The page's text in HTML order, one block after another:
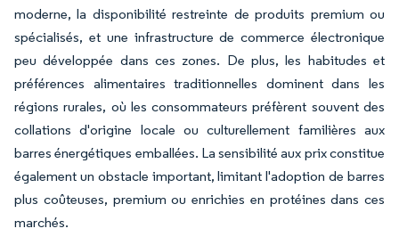
moderne, la disponibilité restreinte de produits premium ou
spécialisés, et une infrastructure de commerce électronique
peu développée dans ces zones. De plus, les habitudes et
préférences alimentaires traditionnelles dominent dans les
régions rurales, où les consommateurs préfèrent souvent des
collations d'origine locale ou culturellement familières aux
barres énergétiques emballées. La sensibilité aux prix constitue
également un obstacle important, limitant l'adoption de barres
plus coûteuses, premium ou enrichies en protéines dans ces
marchés.